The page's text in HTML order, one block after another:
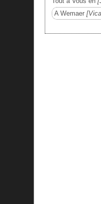
A Wemaer